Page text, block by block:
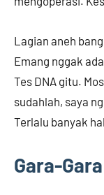
Lagian aneh
Emang nggak
Tes DNA gitu.
sudahlah, saya
Terlalu banyak
Gara-